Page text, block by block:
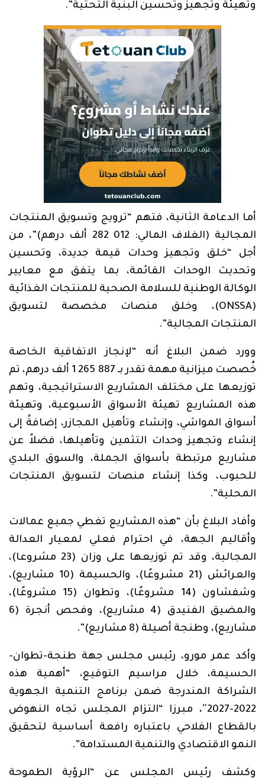
وتهيئة وتجهيز وتحسين البنية التحتية”.
أما الدعامة الثانية، فتهم “ترويج وتسويق المنتجات
المجالية (الغلاف المالي: 012 282 ألف درهم)”، من
أجل “خلق وتجهيز وحدات قيمة جديدة، وتحسين
وتحديث الوحدات القائمة، بما يتفق مع معايير
الوكالة الوطنية للسلامة الصحية للمنتجات الغذائية
(ONSSA)، وخلق منصات مخصصة لتسويق
المنتجات المجالية”.
وورد ضمن البلاغ أنه “لإنجاز الاتفاقية الخاصة
خُصصت ميزانية مهمة تقدر بـ 887 265 1 ألف درهم، تم
توزيعها على مختلف المشاريع الاستراتيجية، وتهم
هذه المشاريع تهيئة الأسواق الأسبوعية، وتهيئة
أسواق المواشي، وإنشاء وتأهيل المجازر، إضافةً إلى
إنشاء وتجهيز وحدات التثمين وتأهيلها، فضلاً عن
مشاريع مرتبطة بأسواق الجملة، والسوق البلدي
للحبوب، وكذا إنشاء منصات لتسويق المنتجات
المحلية”.
وأفاد البلاغ بأن “هذه المشاريع تغطي جميع عمالات
وأقاليم الجهة، في احترام فعلي لمعيار العدالة
المجالية، وقد تم توزيعها على وزان (23 مشروعا)،
والعرائش (21 مشروعًا)، والحسيمة (10 مشاريع)،
وشفشاون (14 مشروعًا)، وتطوان (15 مشروعًا)،
والمضيق الفنيدق (4 مشاريع)، وفحص أنجرة (6
مشاريع)، وطنجة أصيلة (8 مشاريع)”.
وأكد عمر مورو، رئيس مجلس جهة طنجة-تطوان-
الحسيمة، خلال مراسيم التوقيع، “أهمية هذه
الشراكة المندرجة ضمن برنامج التنمية الجهوية
2022-2027″، مبرزا “التزام المجلس تجاه النهوض
بالقطاع الفلاحي باعتباره رافعة أساسية لتحقيق
النمو الاقتصادي والتنمية المستدامة”.
وكشف رئيس المجلس عن “الرؤية الطموحة